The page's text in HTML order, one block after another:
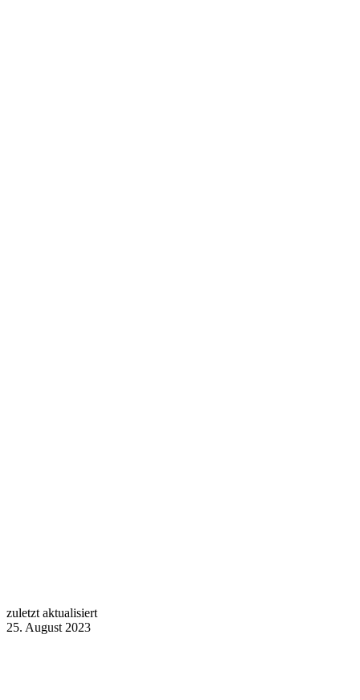
zuletzt aktualisiert
25. August 2023